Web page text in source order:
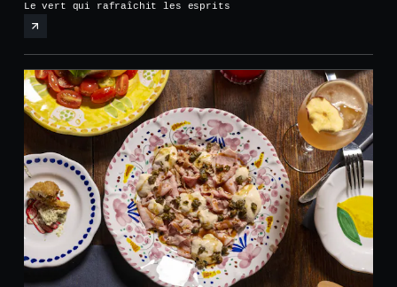
Le vert qui rafraîchit les esprits